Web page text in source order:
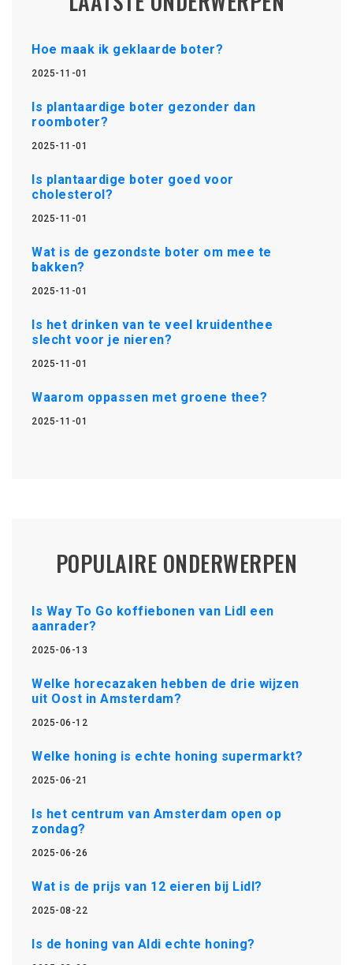
Hoe maak ik geklaarde boter?
2025-11-01
Is plantaardige boter gezonder dan
roomboter?
2025-11-01
Is plantaardige boter goed voor
cholesterol?
2025-11-01
Wat is de gezondste boter om mee te
bakken?
2025-11-01
Is het drinken van te veel kruidenthee
slecht voor je nieren?
2025-11-01
Waarom oppassen met groene thee?
2025-11-01
POPULAIRE ONDERWERPEN
Is Way To Go koffiebonen van Lidl een
aanrader?
2025-06-13
Welke horecazaken hebben de drie wijzen
uit Oost in Amsterdam?
2025-06-12
Welke honing is echte honing supermarkt?
2025-06-21
Is het centrum van Amsterdam open op
zondag?
2025-06-26
Wat is de prijs van 12 eieren bij Lidl?
2025-08-22
Is de honing van Aldi echte honing?